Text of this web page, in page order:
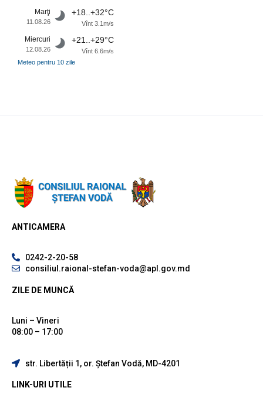
Marţi
11.08.26
+18..+32°C
Vînt 3.1m/s
Miercuri
12.08.26
+21..+29°C
Vînt 6.6m/s
Meteo pentru 10 zile
ANTICAMERA
0242-2-20-58
consiliul.raional-stefan-voda@apl.gov.md
ZILE DE MUNCĂ
Luni – Vineri
08:00 – 17:00
str. Libertății 1, or. Ștefan Vodă, MD-4201
LINK-URI UTILE